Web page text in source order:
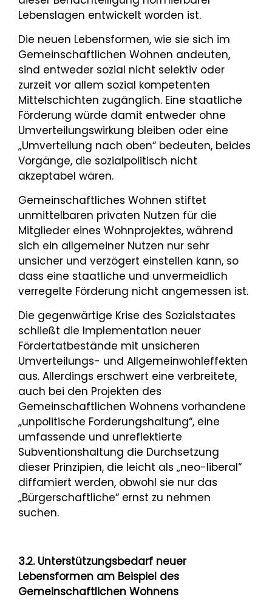
Lebenslagen entwickelt worden ist.
Die neuen Lebensformen, wie sie sich im
Gemeinschaftlichen Wohnen andeuten,
sind entweder sozial nicht selektiv oder
zurzeit vor allem sozial kompetenten
Mittelschichten zugänglich. Eine staatliche
Förderung würde damit entweder ohne
Umverteilungswirkung bleiben oder eine
„Umverteilung nach oben“ bedeuten, beides
Vorgänge, die sozialpolitisch nicht
akzeptabel wären.
Gemeinschaftliches Wohnen stiftet
unmittelbaren privaten Nutzen für die
Mitglieder eines Wohnprojektes, während
sich ein allgemeiner Nutzen nur sehr
unsicher und verzögert einstellen kann, so
dass eine staatliche und unvermeidlich
verregelte Förderung nicht angemessen ist.
Die gegenwärtige Krise des Sozialstaates
schließt die Implementation neuer
Fördertatbestände mit unsicheren
Umverteilungs- und Allgemeinwohleffekten
aus. Allerdings erschwert eine verbreitete,
auch bei den Projekten des
Gemeinschaftlichen Wohnens vorhandene
„unpolitische Forderungshaltung“, eine
umfassende und unreflektierte
Subventionshaltung die Durchsetzung
dieser Prinzipien, die leicht als „neo-liberal“
diffamiert werden, obwohl sie nur das
„Bürgerschaftliche“ ernst zu nehmen
suchen.
3.2. Unterstützungsbedarf neuer
Lebensformen am Beispiel des
Gemeinschaftlichen Wohnens